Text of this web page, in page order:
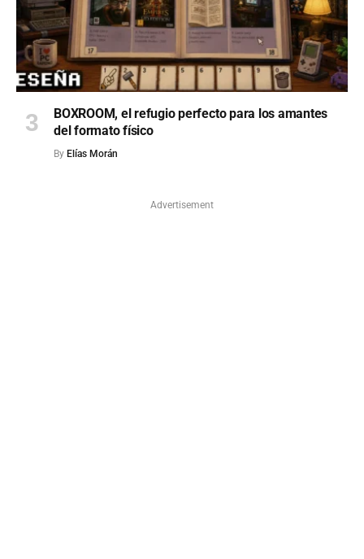
BOXROOM, el refugio perfecto para los amantes
del formato físico
By Elías Morán
Advertisement